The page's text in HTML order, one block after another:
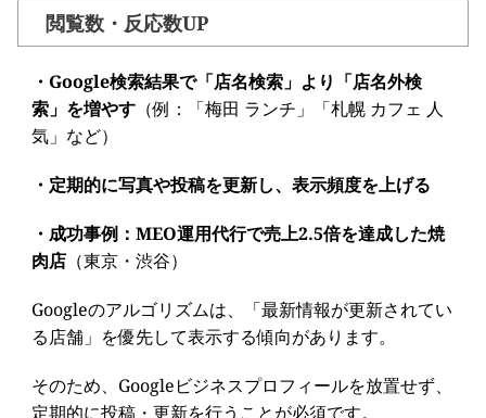
閲覧数・反応数UP
・Google検索結果で「店名検索」より「店名外検
索」を増やす （例：「梅田 ランチ」「札幌 カフェ 人
気」など）
・定期的に写真や投稿を更新し、表示頻度を上げる
・成功事例：MEO運用代行で売上2.5倍を達成した焼
肉店 （東京・渋谷）
Googleのアルゴリズムは、「最新情報が更新されてい
る店舗」を優先して表示する傾向があります。
そのため、Googleビジネスプロフィールを放置せず、
定期的に投稿・更新を行うことが必須です。